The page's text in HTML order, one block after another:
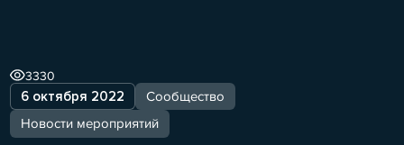
6 октября 2022
Сообщество
Новости мероприятий
3330